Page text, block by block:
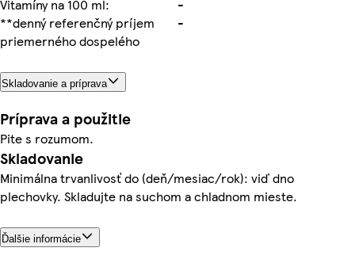
Vitamíny na 100 ml:
-
**denný referenčný príjem
priemerného dospelého
-
Skladovanie a príprava
Príprava a použitie
Pite s rozumom.
Skladovanie
Minimálna trvanlivosť do (deň/mesiac/rok): viď dno
plechovky. Skladujte na suchom a chladnom mieste.
Ďalšie informácie